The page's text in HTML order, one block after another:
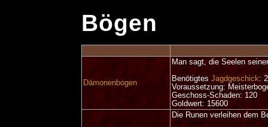
Bögen
Dämonenbogen
Man sagt, die Seelen
BenötigtesJagdgeschick:
Voraussetzung:
Geschoss-Schaden: 120
Goldwert: 15600
Die Runen verleihen dem